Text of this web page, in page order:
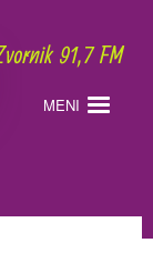
MENI